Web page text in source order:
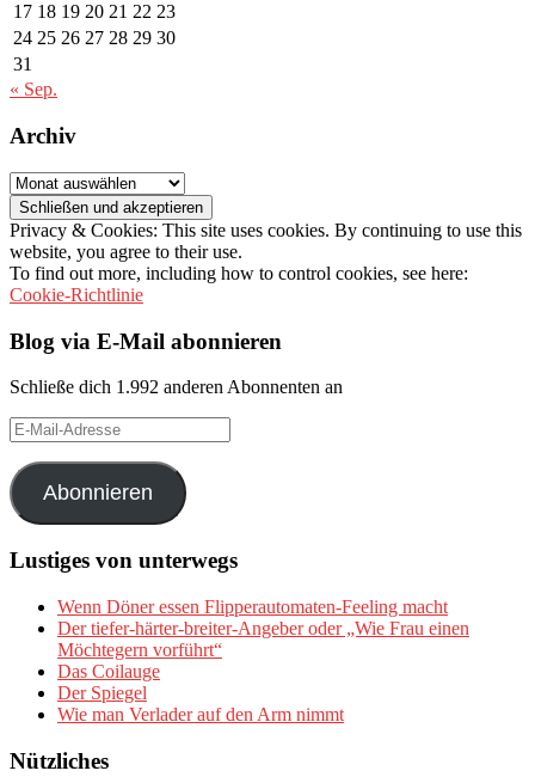
17 18 19 20 21 22 23
24 25 26 27 28 29 30
31
« Sep.
Archiv
Archiv
Privacy & Cookies: This site uses cookies. By continuing to use this
website, you agree to their use.
To find out more, including how to control cookies, see here:
Cookie-Richtlinie
Blog via E-Mail abonnieren
Schließe dich 1.992 anderen Abonnenten an
E-
Mail-
Adresse
Abonnieren
Lustiges von unterwegs
Wenn Döner essen Flipperautomaten-Feeling macht
Der tiefer-härter-breiter-Angeber oder „Wie Frau einen
Möchtegern vorführt“
Das Coilauge
Der Spiegel
Wie man Verlader auf den Arm nimmt
Nützliches